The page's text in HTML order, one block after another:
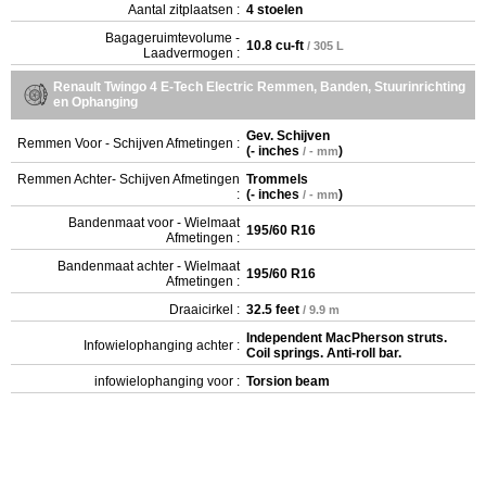
Aantal zitplaatsen : 4 stoelen
Bagageruimtevolume -
Laadvermogen : 10.8 cu-ft / 305 L
Renault Twingo 4 E-Tech Electric Remmen, Banden, Stuurinrichting
en Ophanging
Remmen Voor - Schijven Afmetingen : Gev. Schijven
(- inches / - mm)
Remmen Achter- Schijven Afmetingen
:
Trommels
(- inches / - mm)
Bandenmaat voor - Wielmaat
Afmetingen : 195/60 R16
Bandenmaat achter - Wielmaat
Afmetingen : 195/60 R16
Draaicirkel : 32.5 feet / 9.9 m
Infowielophanging achter : Independent MacPherson struts.
Coil springs. Anti-roll bar.
infowielophanging voor : Torsion beam